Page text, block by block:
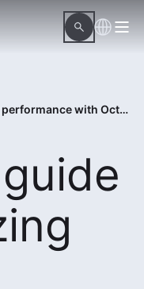
An EPC's guide to optimizing project performance with Octave InConcert